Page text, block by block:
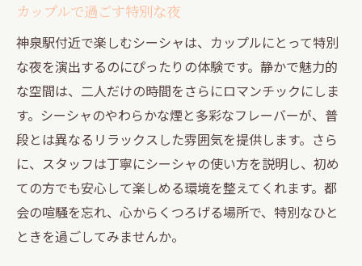
カップルで過ごす特別な夜
神泉駅付近で楽しむシーシャは、カップルにとって特別
な夜を演出するのにぴったりの体験です。静かで魅力的
な空間は、二人だけの時間をさらにロマンチックにしま
す。シーシャのやわらかな煙と多彩なフレーバーが、普
段とは異なるリラックスした雰囲気を提供します。さら
に、スタッフは丁寧にシーシャの使い方を説明し、初め
ての方でも安心して楽しめる環境を整えてくれます。都
会の喧騒を忘れ、心からくつろげる場所で、特別なひと
ときを過ごしてみませんか。